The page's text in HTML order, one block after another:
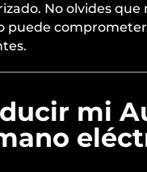
No olvides que
puede
mi